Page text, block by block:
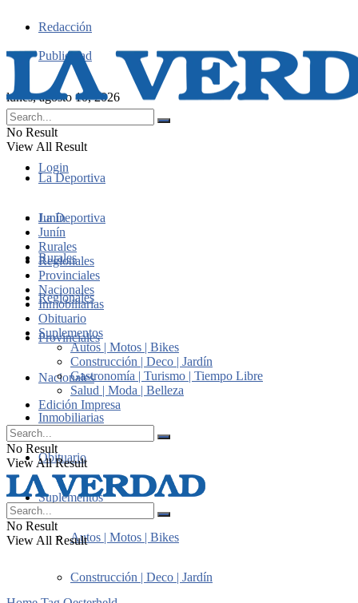
Redacción
Publicidad
lunes, agosto 10, 2026
Login
No Result
View All Result
La Deportiva
Junín
Rurales
Regionales
Provinciales
Nacionales
Inmobiliarias
Obituario
Suplementos
Autos | Motos | Bikes
Construcción | Deco | Jardín
La Deportiva
Junín
Rurales
Regionales
Provinciales
Nacionales
Inmobiliarias
Obituario
Suplementos
Autos | Motos | Bikes
Construcción | Deco | Jardín
Gastronomía | Turismo | Tiempo Libre
Salud | Moda | Belleza
Edición Impresa
No Result
View All Result
No Result
View All Result